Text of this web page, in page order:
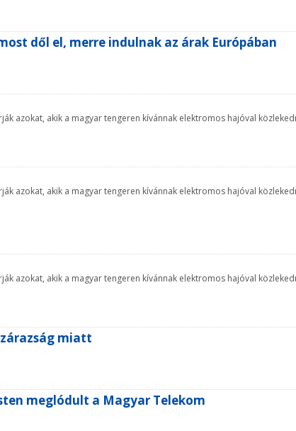
dől el, merre indulnak az árak Európában
azokat, akik a magyar tengeren kívánnak elektromos hajóval
azokat, akik a magyar tengeren kívánnak elektromos hajóval
azokat, akik a magyar tengeren kívánnak elektromos hajóval
miatt
meglódult a Magyar Telekom